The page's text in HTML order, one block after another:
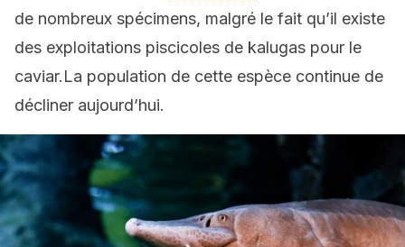
de nombreux spécimens, malgré le fait qu’il existe
des exploitations piscicoles de kalugas pour le
caviar.La population de cette espèce continue de
décliner aujourd’hui.